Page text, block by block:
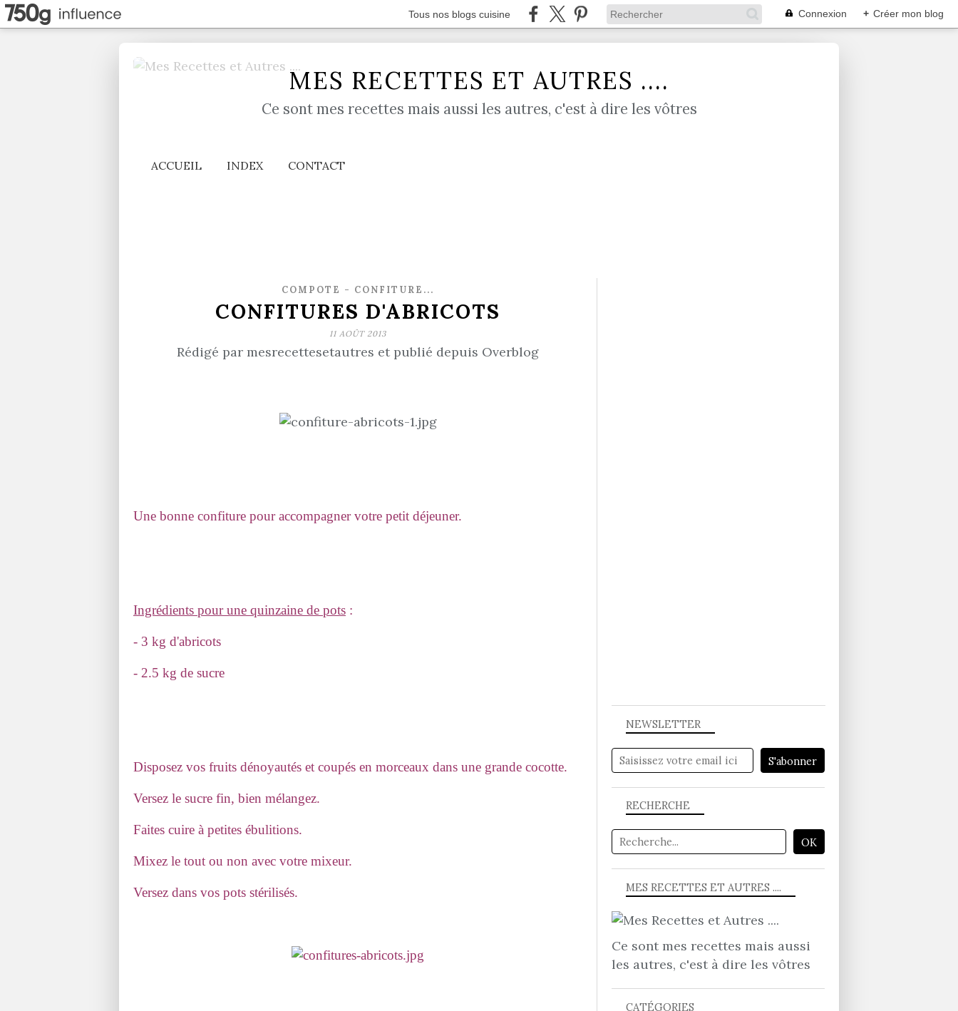
Tous nos blogs cuisine Connexion + Créer mon blog
MES RECETTES ET AUTRES ....
Ce sont mes recettes mais aussi les autres, c'est à dire les vôtres
ACCUEIL INDEX CONTACT
COMPOTE - CONFITURE...
CONFITURES D'ABRICOTS
11 AOÛT 2013
Rédigé par mesrecettesetautres et publié depuis Overblog
Une bonne confiture pour accompagner votre petit déjeuner.
Ingrédients pour une quinzaine de pots :
- 3 kg d'abricots
- 2.5 kg de sucre
Disposez vos fruits dénoyautés et coupés en morceaux dans une grande cocotte.
Versez le sucre fin, bien mélangez.
Faites cuire à petites ébulitions.
Mixez le tout ou non avec votre mixeur.
Versez dans vos pots stérilisés.
NEWSLETTER
RECHERCHE
MES RECETTES ET AUTRES ....
Ce sont mes recettes mais aussi
les autres, c'est à dire les vôtres
CATÉGORIES